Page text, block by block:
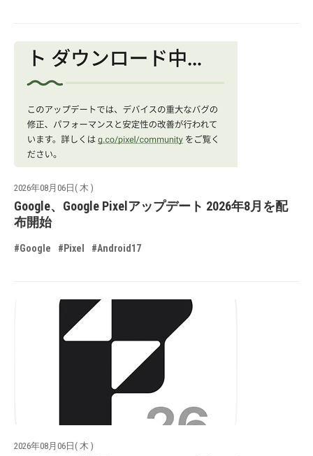
2026年08月06日( 木 )
Google、Google Pixelアップデート 2026年8月を配
布開始
#Google #Pixel #Android17
2026年08月06日( 木 )